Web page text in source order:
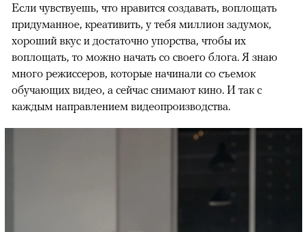
Если чувствуешь, что нравится создавать, воплощать
придуманное, креативить, у тебя миллион задумок,
хороший вкус и достаточно упорства, чтобы их
воплощать, то можно начать со своего блога. Я знаю
много режиссеров, которые начинали со съемок
обучающих видео, а сейчас снимают кино. И так с
каждым направлением видеопроизводства.